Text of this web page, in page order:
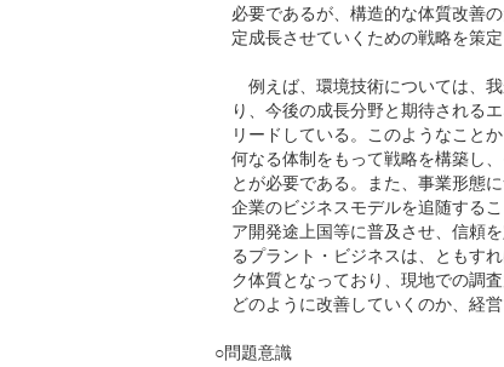
必要であるが、構造的な体質改善
定成長させていくための戦略を策
例えば、環境技術については、
り、今後の成長分野と期待される
リードしている。このようなこと
何なる体制をもって戦略を構築し
とが必要である。また、事業形態
企業のビジネスモデルを追随する
ア開発途上国等に普及させ、信頼
るプラント・ビジネスは、ともす
ク体質となっており、現地での調
どのように改善していくのか、経
○問題意識